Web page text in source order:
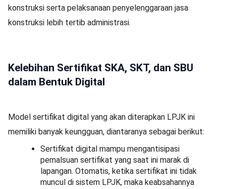
konstruksi serta pelaksanaan penyelenggaraan jasa
konstruksi lebih tertib administrasi.
Kelebihan Sertifikat SKA, SKT, dan SBU
dalam Bentuk Digital
Model sertifikat digital yang akan diterapkan LPJK ini
memiliki banyak keungguan, diantaranya sebagai berikut:
Sertifikat digital mampu mengantisipasi
pemalsuan sertifikat yang saat ini marak di
lapangan. Otomatis, ketika sertifikat ini tidak
muncul di sistem LPJK, maka keabsahannya